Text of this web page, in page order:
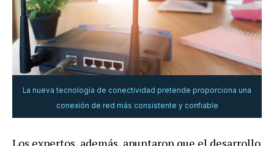
La nueva tecnología de conectividad pretende proporciona una
conexión de red más consistente y confiable